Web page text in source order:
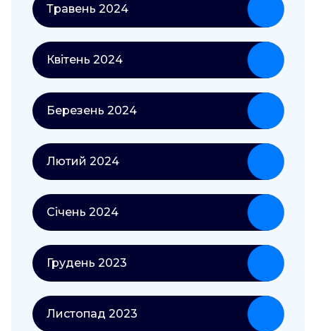
Травень 2024
Квітень 2024
Березень 2024
Лютий 2024
Січень 2024
Грудень 2023
Листопад 2023